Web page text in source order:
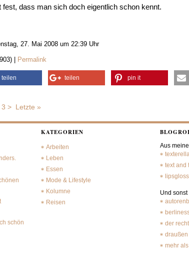
fest, dass man sich doch eigentlich schon kennt.
27. Mai 2008 um 22:39 Uhr
| Permalink
teilen teilen pin it
3 > Letzte »
schön
KATEGORIEN
Arbeiten
Leben
Essen
Mode & Lifestyle
Kolumne
Reisen
Aus
text and
Und sonst
der
mehr